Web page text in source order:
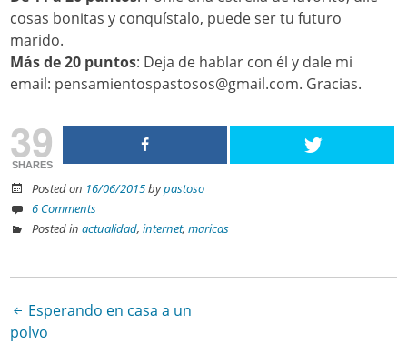
cosas bonitas y conquístalo, puede ser tu futuro
marido.
Más de 20 puntos: Deja de hablar con él y dale mi
email: pensamientospastosos@gmail.com. Gracias.
39
SHARES
Posted on 16/06/2015bypastoso
6 Comments
Posted inactualidad,internet,maricas
Post navigation
Esperando en casa a un
polvo